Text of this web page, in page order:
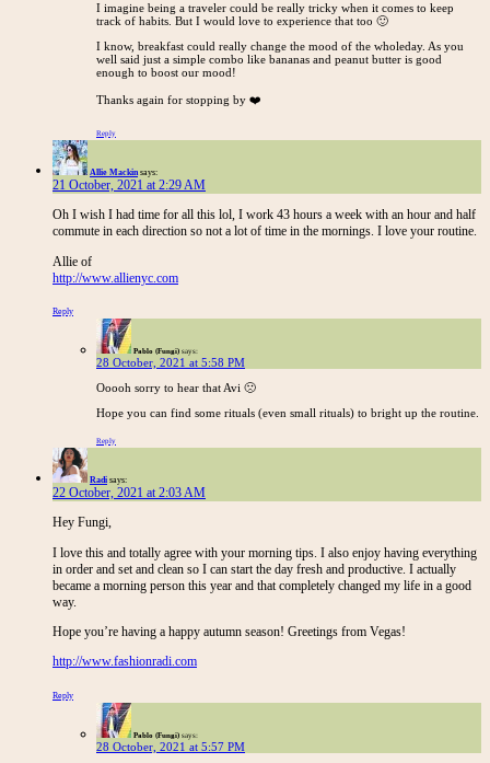
I imagine being a traveler could be really tricky when it comes to keep
track of habits. But I would love to experience that too 🙂
I know, breakfast could really change the mood of the wholeday. As you
well said just a simple combo like bananas and peanut butter is good
enough to boost our mood!
Thanks again for stopping by ❤️
Reply
Allie Mackin says:
21 October, 2021 at 2:29 AM
Oh I wish I had time for all this lol, I work 43 hours a week with an hour and half
commute in each direction so not a lot of time in the mornings. I love your routine.
Allie of
http://www.allienyc.com
Reply
Pablo (Fungi) says:
28 October, 2021 at 5:58 PM
Ooooh sorry to hear that Avi 🙁
Hope you can find some rituals (even small rituals) to bright up the routine.
Reply
Radi says:
22 October, 2021 at 2:03 AM
Hey Fungi,
I love this and totally agree with your morning tips. I also enjoy having everything
in order and set and clean so I can start the day fresh and productive. I actually
became a morning person this year and that completely changed my life in a good
way.
Hope you’re having a happy autumn season! Greetings from Vegas!
http://www.fashionradi.com
Reply
Pablo (Fungi) says:
28 October, 2021 at 5:57 PM